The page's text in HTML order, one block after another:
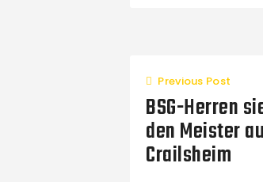
Previous Post
BSG-Herren
den Meister
Crailsheim